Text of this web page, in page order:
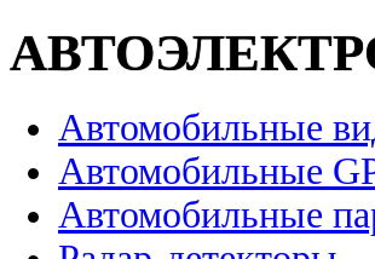
Автомобильные
Автомобильные
Автомобильные